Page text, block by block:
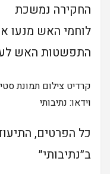
החקירה נמשכת
לוחמי האש מנעו
התפשטות האש
קרדיט צילום תמונת
וידאו: נתיבותי
כל הפרטים,
ב״נתיבותי״